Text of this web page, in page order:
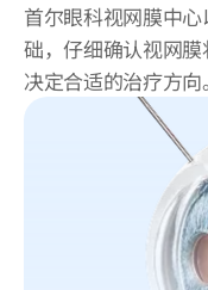
首尔眼科视网膜中
础，仔细确认视网
决定合适的治疗方向。